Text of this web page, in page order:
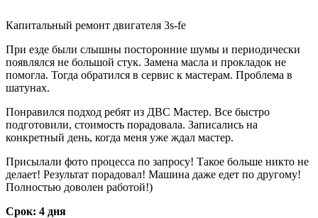
Капитальный ремонт двигателя 3s-fe
При езде были слышны посторонние шумы и периодически
появлялся не большой стук. Замена масла и прокладок не
помогла. Тогда обратился в сервис к мастерам. Проблема в
шатунах.
Понравился подход ребят из ДВС Мастер. Все быстро
подготовили, стоимость порадовала. Записались на
конкретный день, когда меня уже ждал мастер.
Присылали фото процесса по запросу! Такое больше никто не
делает! Результат порадовал! Машина даже едет по другому!
Полностью доволен работой!)
Срок: 4 дня